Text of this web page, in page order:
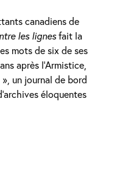
canadiens de
les lignesfait la
mots de six de ses
après l’Armistice,
un journal de bord
éloquentes